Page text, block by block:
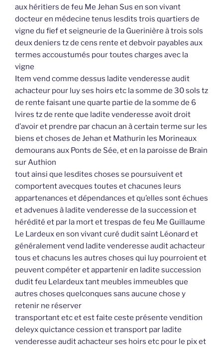
aux héritiers de feu Me Jehan Sus en son vivant
docteur en médecine tenus lesdits trois quartiers de
vigne du fief et seigneurie de la Guerinière à trois sols
deux deniers tz de cens rente et debvoir payables aux
termes accoustumés pour toutes charges avec la
vigne
Item vend comme dessus ladite venderesse audit
achacteur pour luy ses hoirs etc la somme de 30 sols tz
de rente faisant une quarte partie de la somme de 6
lvires tz de rente que ladite venderesse avoit droit
d’avoir et prendre par chacun an à certain terme sur les
biens et choses de Jehan et Mathurin les Morineaux
demourans aux Ponts de Sée, et en la paroisse de Brain
sur Authion
tout ainsi que lesdites choses se poursuivent et
comportent avecques toutes et chacunes leurs
appartenances et dépendances et qu’elles sont échues
et advenues à ladite venderesse de la succession et
hérédité et par la mort et trespas de feu Me Guillaume
Le Lardeux en son vivant curé dudit saint Léonard et
généralement vend ladite venderesse audit achacteur
tous et chacuns les autres choses qui luy pourroient et
peuvent compéter et appartenir en ladite succession
dudit feu Lelardeux tant meubles immeubles que
autres choses quelconques sans aucune chose y
retenir ne réserver
transportant etc et est faite ceste présente vendition
deleyx quictance cession et transport par ladite
venderesse audit achacteur ses hoirs etc pour le pix et